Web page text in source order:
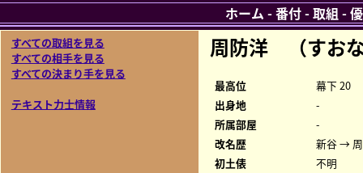
すべての取組を見る
すべての相手を見る
すべての決まり手を見る
テキスト力士情報
周防洋 （すお
最高位
幕下 20
出身地
-
所属部屋
-
改名歴
新谷 →
初土俵
不明
ホーム -番付-取組 -